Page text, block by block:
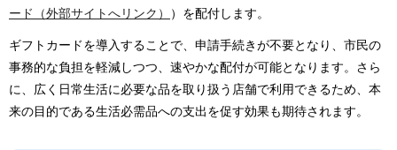
ード（外部サイトへリンク）
）を配付します。
ギフトカードを導入することで、申請手続きが不要となり、市民の
事務的な負担を軽減しつつ、速やかな配付が可能となります。さら
に、広く日常生活に必要な品を取り扱う店舗で利用できるため、本
来の目的である生活必需品への支出を促す効果も期待されます。